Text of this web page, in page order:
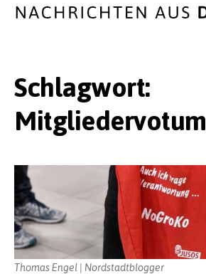
Schlagwort:
Mitgliedervotum
Thomas Engel | Nordstadtblogger